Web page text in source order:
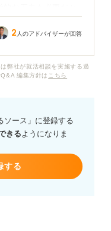
な工夫も必要だと
2 人のアドバイザーが回答
弊社が就活相談を実施する過
編集方針は こちら
ソース」に登録する
きるようになりま
する